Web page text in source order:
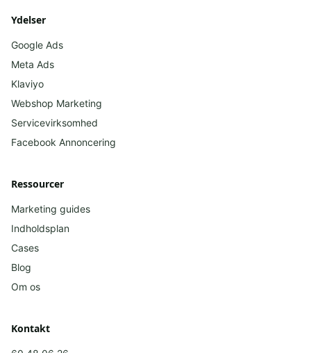
Ydelser
Google Ads
Meta Ads
Klaviyo
Webshop Marketing
Servicevirksomhed
Facebook Annoncering
Ressourcer
Marketing guides
Indholdsplan
Cases
Blog
Om os
Kontakt